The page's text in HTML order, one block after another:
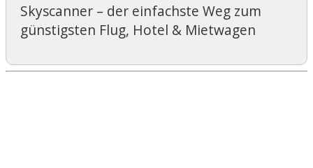
Skyscanner – der einfachste Weg zum
günstigsten Flug, Hotel & Mietwagen